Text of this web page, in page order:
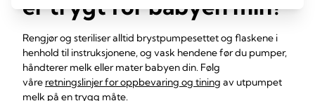
er trygt for babyen min?
Rengjør og steriliser alltid brystpumpesettet og flaskene i
henhold til instruksjonene, og vask hendene før du pumper,
håndterer melk eller mater babyen din. Følg
våre retningslinjer for oppbevaring og tining av utpumpet
melk på en trygg måte.